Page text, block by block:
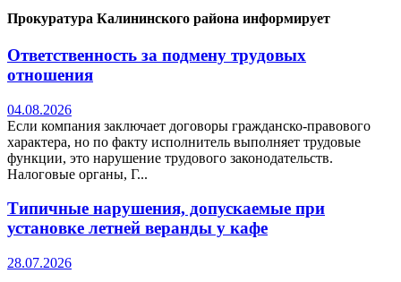
Прокуратура Калининского района информирует
Ответственность за подмену трудовых
отношения
04.08.2026
Если компания заключает договоры гражданско-правового
характера, но по факту исполнитель выполняет трудовые
функции, это нарушение трудового законодательств.
Налоговые органы, Г...
Типичные нарушения, допускаемые при
установке летней веранды у кафе
28.07.2026